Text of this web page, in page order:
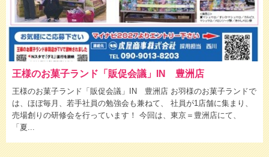
王様のお菓子ランド「販促会議」IN 豊洲店
王様のお菓子ランド「販促会議」IN 豊洲店 お羽様のお菓子ランドで
は、ほぼ毎月、若手社員の勉強会も兼ねて、 社員が1店舗に集まり、
売場創りの研修会を行っています！ 今回は、東京＝豊洲店にて、
「夏...